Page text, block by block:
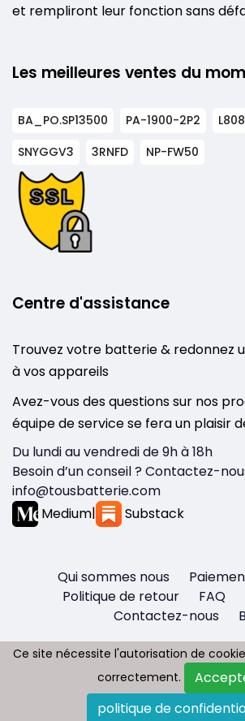
et rempliront leur fonction sans
Les meilleures ventes du
BA_PO.SP13500 PA-1900-2P2
SNYGGV3
3RNFD NP-FW50
Centre d'assistance
Trouvez votre batterie & redonnez
à vos appareils
Avez-vous des questions sur nos
équipe de service se fera un plaisir
Du lundi au vendredi de 9h à 18h
Besoin d’un conseil ? Contactez-
info@tousbatterie.com
Medium| Substack
Qui sommes nous
Politique de retour
FAQ
Contactez-nous
Copyright © 2026 - Tous droit
Tousbatterie.com
Ce site nécessite l'autorisation de
correctement.
politique de
Ce site nécessite l'autorisation de
correctement.
politique de